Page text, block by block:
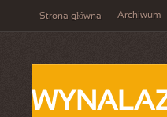
Strona główna Archiwum